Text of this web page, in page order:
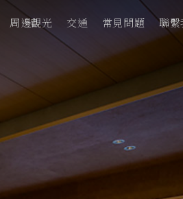
周邊觀光 交通 常見問題 聯